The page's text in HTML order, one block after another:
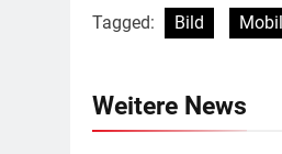
Tagged: Bild
Weitere News